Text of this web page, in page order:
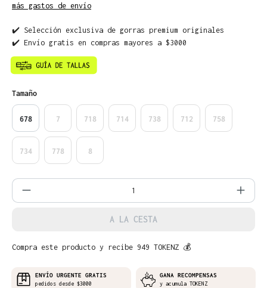
más gastos de envío
✔️ Selección exclusiva de gorras premium originales
✔️ Envío gratis en compras mayores a $3000
Seleccione
Tamaño
678 7 718 714 738 712 758
734 778 8
Cantidad del producto: introduce la
A LA CESTA
Compra este producto y recibe 949 TOKENZ 💰
ENVÍO URGENTE GRATIS
pedidos desde $3000
GANA RECOMPENSAS
y acumula TOKENZ